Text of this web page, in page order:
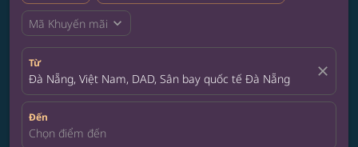
Mã Khuyến mãi expand_more
Từ
Đà Nẵng, Việt Nam, DAD, Sân bay quốc tế Đà Nẵng close
Đến
Chọn điểm đến